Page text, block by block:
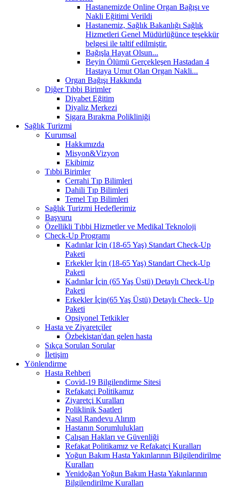
Hastanemizde Online Organ Bağışı ve
Nakli Eğitimi Verildi
Hastanemiz, Sağlık Bakanlığı Sağlık
Hizmetleri Genel Müdürlüğünce teşekkür
belgesi ile taltif edilmiştir.
Bağışla Hayat Olsun...
Beyin Ölümü Gerçekleşen Hastadan 4
Hastaya Umut Olan Organ Nakli...
Organ Bağışı Hakkında
Diğer Tıbbi Birimler
Diyabet Eğitim
Diyaliz Merkezi
Sigara Bırakma Polikliniği
Sağlık Turizmi
Kurumsal
Hakkımızda
Misyon&Vizyon
Ekibimiz
Tıbbi Birimler
Cerrahi Tıp Bilimleri
Dahili Tıp Bilimleri
Temel Tıp Bilimleri
Sağlık Turizmi Hedeflerimiz
Başvuru
Özellikli Tıbbi Hizmetler ve Medikal Teknoloji
Check-Up Programı
Kadınlar İçin (18-65 Yaş) Standart Check-Up
Paketi
Erkekler İçin (18-65 Yaş) Standart Check-Up
Paketi
Kadınlar İçin (65 Yaş Üstü) Detaylı Check-Up
Paketi
Erkekler İçin(65 Yaş Üstü) Detaylı Check- Up
Paketi
Opsiyonel Tetkikler
Hasta ve Ziyaretçiler
Özbekistan'dan gelen hasta
Sıkça Sorulan Sorular
İletişim
Yönlendirme
Hasta Rehberi
Covid-19 Bilgilendirme Sitesi
Refakatçi Politikamız
Ziyaretçi Kuralları
Poliklinik Saatleri
Nasıl Randevu Alırım
Hastanın Sorumlulukları
Çalışan Hakları ve Güvenliği
Refakat Politikamız ve Refakatçi Kuralları
Yoğun Bakım Hasta Yakınlarının Bilgilendirilme
Kuralları
Yenidoğan Yoğun Bakım Hasta Yakınlarının
Bilgilendirilme Kuralları